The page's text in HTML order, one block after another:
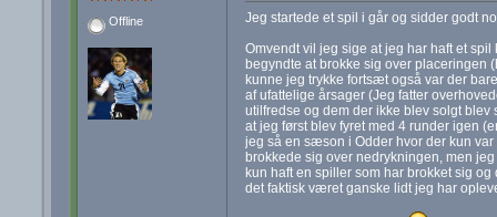
Offline
Jeg startede et spil i går og sidder godt
Omvendt vil jeg sige at jeg har haft et
begyndte at brokke sig over placeringen
kunne jeg trykke fortsæt også var der
af ufattelige årsager (Jeg fatter
utilfredse og dem der ikke blev solgt blev
at jeg først blev fyret med 4 runder igen
jeg så en sæson i Odder hvor der kun
brokkede sig over nedrykningen, men
kun haft en spiller som har brokket sig
det faktisk været ganske lidt jeg har